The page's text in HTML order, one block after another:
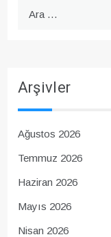
Arşivler
Ağustos 2026
Temmuz 2026
Haziran 2026
Mayıs 2026
Nisan 2026